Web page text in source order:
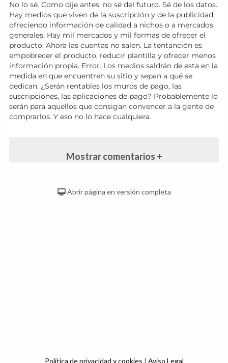
No lo sé. Como dije antes, no sé del futuro. Sé de los datos.
Hay medios que viven de la suscripción y de la publicidad,
ofreciendo información de calidad a nichos o a mercados
generales. Hay mil mercados y mil formas de ofrecer el
producto. Ahora las cuentas no salen. La tentanción es
empobrecer el producto, reducir plantilla y ofrecer menos
información propia. Error. Los medios saldrán de esta en la
medida en que encuentren su sitio y sepan a qué se
dedican. ¿Serán rentables los muros de pago, las
suscripciones, las aplicaciones de pago? Probablemente lo
serán para aquellos que consigan convencer a la gente de
comprarlos. Y eso no lo hace cualquiera.
Mostrar comentarios +
Abrir página en versión completa
Política de privacidad y cookies | Aviso Legal